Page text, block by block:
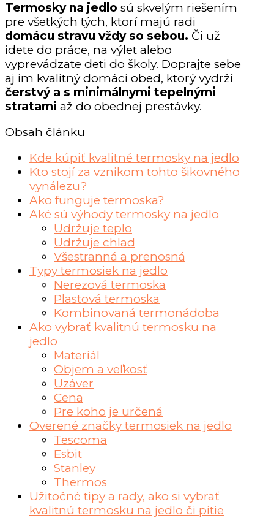
Termosky na jedlo sú skvelým riešením
pre všetkých tých, ktorí majú radi
domácu stravu vždy so sebou. Či už
idete do práce, na výlet alebo
vyprevádzate deti do školy. Doprajte sebe
aj im kvalitný domáci obed, ktorý vydrží
čerstvý a s minimálnymi tepelnými
stratami až do obednej prestávky.
Obsah článku
Kde kúpiť kvalitné termosky na jedlo
Kto stojí za vznikom tohto šikovného
vynálezu?
Ako funguje termoska?
Aké sú výhody termosky na jedlo
Udržuje teplo
Udržuje chlad
Všestranná a prenosná
Typy termosiek na jedlo
Nerezová termoska
Plastová termoska
Kombinovaná termonádoba
Ako vybrať kvalitnú termosku na
jedlo
Materiál
Objem a veľkosť
Uzáver
Cena
Pre koho je určená
Overené značky termosiek na jedlo
Tescoma
Esbit
Stanley
Thermos
Užitočné tipy a rady, ako si vybrať
kvalitnú termosku na jedlo či pitie